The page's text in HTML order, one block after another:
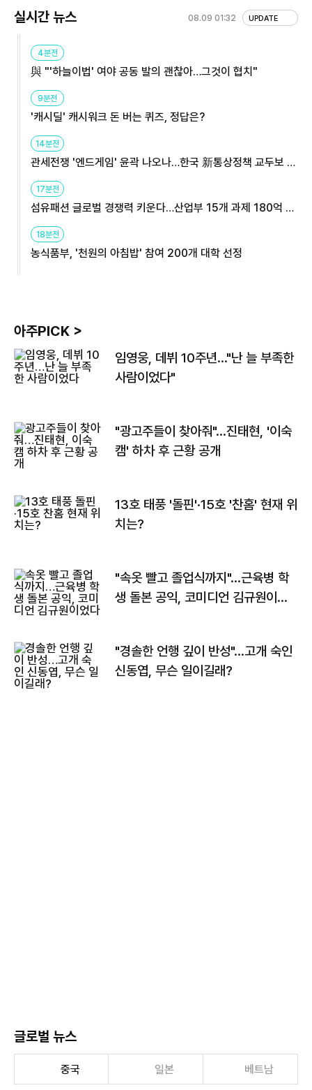
실시간 뉴스 08.09 01:32 UPDATE
4분전
與 "'하늘이법' 여야 공동 발의 괜찮아…그것이 협치"
9분전
'캐시딜' 캐시워크 돈 버는 퀴즈, 정답은?
14분전
관세전쟁 '엔드게임' 윤곽 나오나…한국 新통상정책 교두보 활
용해야
17분전
섬유패션 글로벌 경쟁력 키운다…산업부 15개 과제 180억 지
원
18분전
농식품부, '천원의 아침밥' 참여 200개 대학 선정
아주PICK >
임영웅, 데뷔 10주년…"난 늘 부족한
사람이었다"
"광고주들이 찾아줘"…진태현, '이숙
캠' 하차 후 근황 공개
13호 태풍 '돌핀'·15호 '찬홈' 현재 위
치는?
"속옷 빨고 졸업식까지"…근육병 학
생 돌본 공익, 코미디언 김규원이었
"경솔한 언행 깊이 반성"…고개 숙인
신동엽, 무슨 일이길래?
글로벌 뉴스
중국 일본 베트남